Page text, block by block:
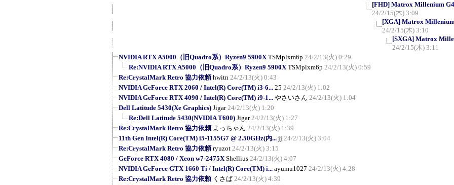
[FHD] Matrox Millenium
24/2/15(木) 3:09
[XGA] Matrox
24/2/15(木) 3:10
[SXGA] Matrox
24/2/15(木) 3:11
NVIDIA RTX A5000（旧Quadro系）Ryzen9 5900X TSMplxm6p 24/2/13(火) 0:29
Re:NVIDIA RTX A5000（旧Quadro系）Ryzen9 5900X TSMplxm6p 24/2/13(火) 0:59
Re:CrystalMark Retro 協力依頼 hwitn 24/2/13(火) 0:43
NVIDIA GeForce RTX 2060 / Intel(R) Core(TM) i3-6... 25 24/2/13(火) 1:02
NVIDIA GeForce RTX 4090 / Intel(R) Core(TM) i9-1... やさいさん 24/2/13(火) 1:04
Dell Latitude 5430(Xe Graphics) Jigar 24/2/13(火) 1:20
Re:Dell Latitude 5430(NVIDIA T600) Jigar 24/2/13(火) 1:27
Re:CrystalMark Retro 協力依頼 よっちゃん 24/2/13(火) 1:39
11th Gen Intel(R) Core(TM) i5-1155G7 @ 2.50GHz(内... jj 24/2/13(火) 3:04
Re:CrystalMark Retro 協力依頼 ryuzot 24/2/13(火) 3:15
GeForce RTX 4080 / Xeon w7-2475X Shellius 24/2/13(火) 4:07
NVIDIA GeForce GTX 1660 Ti / Intel(R) Core(TM) i... ayumu1027 24/2/13(火) 4:28
Re:CrystalMark Retro 協力依頼 くさば 24/2/13(火) 4:39